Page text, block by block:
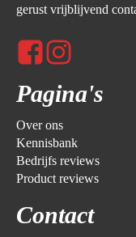
gerust vrijblijvend
Pagina's
Over ons
Kennisbank
Bedrijfs reviews
Product reviews
Contact